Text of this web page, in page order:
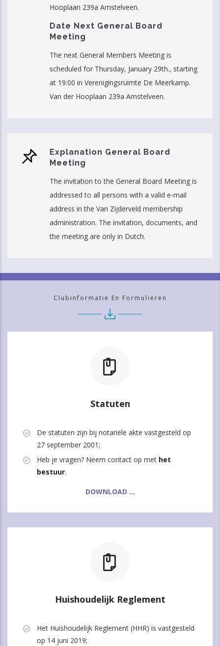
Hooplaan 239a Amstelveen.
Date Next General Board
Meeting
The next General Members Meeting is
scheduled for Thursday, January 29th., starting
at 19:00 in Verenigingsruimte De Meerkamp.
Van der Hooplaan 239a Amstelveen.
Explanation General Board
Meeting
The invitation to the General Board Meeting is
addressed to all persons with a valid e-mail
address in the Van Zijderveld membership
administration. The invitation, documents, and
the meeting are only in Dutch.
Clubinformatie En Formulieren
Statuten
De statuten zijn bij notariële akte vastgesteld op
27 september 2001;
Heb je vragen? Neem contact op met het
bestuur.
DOWNLOAD ...
Huishoudelijk Reglement
Het Huishoudelijk Reglement (HHR) is vastgesteld
op 14 juni 2019;